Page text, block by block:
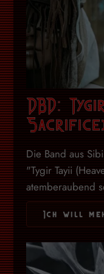
DBD:
Die Band aus
"Tygir Tayii
atemberaubend
Ich will